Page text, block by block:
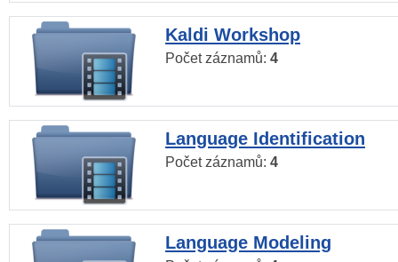
Kaldi Workshop
Počet záznamů: 4
Language Identification
Počet záznamů: 4
Language Modeling